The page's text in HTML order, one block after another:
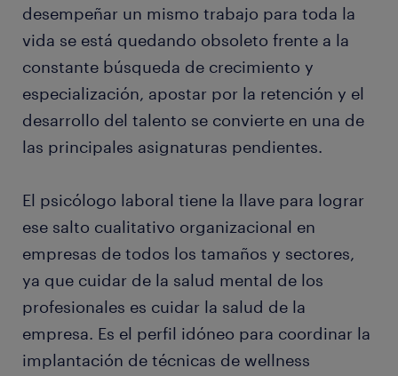
desempeñar un mismo trabajo para toda la
vida se está quedando obsoleto frente a la
constante búsqueda de crecimiento y
especialización, apostar por la retención y el
desarrollo del talento se convierte en una de
las principales asignaturas pendientes.
El psicólogo laboral tiene la llave para lograr
ese salto cualitativo organizacional en
empresas de todos los tamaños y sectores,
ya que cuidar de la salud mental de los
profesionales es cuidar la salud de la
empresa. Es el perfil idóneo para coordinar la
implantación de técnicas de wellness